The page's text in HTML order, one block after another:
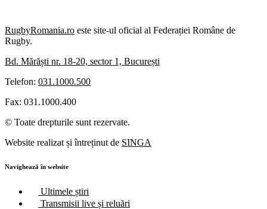
RugbyRomania.ro este site-ul oficial al Federației Române de
Rugby.
Bd. Mărăști nr. 18-20, sector 1, București
Telefon: 031.1000.500
Fax: 031.1000.400
© Toate drepturile sunt rezervate.
Website realizat și întreținut de SINGA
Navighează în website
Ultimele știri
Transmisii live și reluări